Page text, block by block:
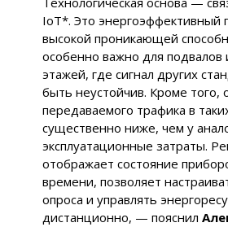
IoT*. Это энергоэффективный
высокой проникающей
особенно важно для подвалов
этажей, где сигнал других
быть неустойчив. Кроме того,
передаваемого трафика в
существенно ниже, чем у
эксплуатационные затраты.
отображает состояние
времени, позволяет
опроса и управлять
дистанционно, — пояснил